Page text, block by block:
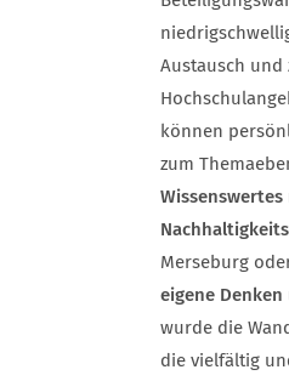
Austausch und
können
zum Thema
Merseburg
eigene
wurde die
die vielfältig